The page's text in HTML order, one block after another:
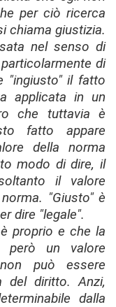
per ciò ricerca
chiama giustizia.
nel senso di
di
"ingiusto" il fatto
applicata in un
che tuttavia è
fatto appare
della norma
modo di dire, il
il valore
"Giusto" è
dire "legale".
proprio e che la
però un valore
può essere
del diritto. Anzi,
dalla